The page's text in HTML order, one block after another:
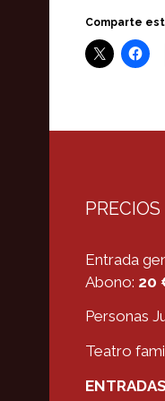
Comparte
PRECIOS
Entrada
Abono: 20
Personas
Teatro